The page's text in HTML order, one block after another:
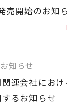
売開始のお知
お知らせ
連会社にお
るお知らせ